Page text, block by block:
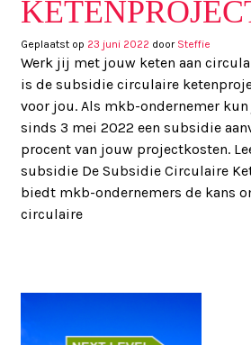
Geplaatst op 23 juni 2022 door Steffie
Werk jij met jouw keten aan
is de subsidie circulaire
voor jou. Als mkb-ondernemer
sinds 3 mei 2022 een subsidie
procent van jouw projectkosten.
subsidie De Subsidie Circulaire
biedt mkb-ondernemers de kans
circulaire